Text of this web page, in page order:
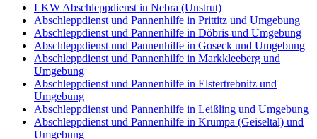
LKW Abschleppdienst in Nebra (Unstrut)
Abschleppdienst und Pannenhilfe in Prittitz und Umgebung
Abschleppdienst und Pannenhilfe in Döbris und Umgebung
Abschleppdienst und Pannenhilfe in Goseck und Umgebung
Abschleppdienst und Pannenhilfe in Markkleeberg und
Umgebung
Abschleppdienst und Pannenhilfe in Elstertrebnitz und
Umgebung
Abschleppdienst und Pannenhilfe in Leißling und Umgebung
Abschleppdienst und Pannenhilfe in Krumpa (Geiseltal) und
Umgebung